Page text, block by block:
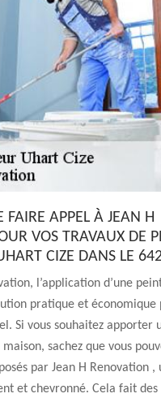
FAIRE APPEL À JEAN H
VOS TRAVAUX DE
CIZE DANS LE
l’application d’une
pratique et économique
Si vous souhaitez apporter
sachez que vous
par Jean H Renovation ,
et chevronné. Cela fait des